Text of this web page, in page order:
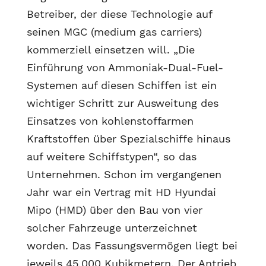
Betreiber, der diese Technologie auf
seinen MGC (medium gas carriers)
kommerziell einsetzen will. „Die
Einführung von Ammoniak-Dual-Fuel-
Systemen auf diesen Schiffen ist ein
wichtiger Schritt zur Ausweitung des
Einsatzes von kohlenstoffarmen
Kraftstoffen über Spezialschiffe hinaus
auf weitere Schiffstypen“, so das
Unternehmen. Schon im vergangenen
Jahr war ein Vertrag mit HD Hyundai
Mipo (HMD) über den Bau von vier
solcher Fahrzeuge unterzeichnet
worden. Das Fassungsvermögen liegt bei